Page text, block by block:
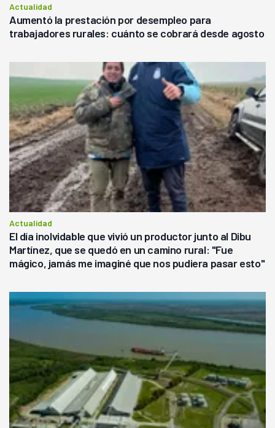
Actualidad
Aumentó la prestación por desempleo para
trabajadores rurales: cuánto se cobrará desde agosto
Actualidad
El día inolvidable que vivió un productor junto al Dibu
Martínez, que se quedó en un camino rural: "Fue
mágico, jamás me imaginé que nos pudiera pasar esto"